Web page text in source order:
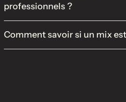
professionnels ?
Comment savoir si un mix